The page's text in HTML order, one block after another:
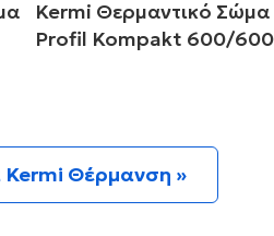
Kermi Θερμαντικό Σώμα
Profil Kompakt 600/600
Kermi Θέρμανση »